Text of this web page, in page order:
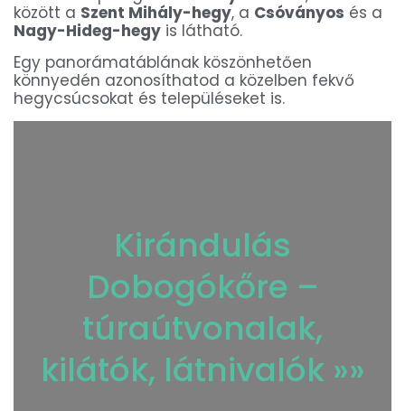
között a Szent Mihály-hegy, a Csóványos és a
Nagy-Hideg-hegy is látható.
Egy panorámatáblának köszönhetően
könnyedén azonosíthatod a közelben fekvő
hegycsúcsokat és településeket is.
Kirándulás
Dobogókőre –
túraútvonalak,
kilátók, látnivalók »»